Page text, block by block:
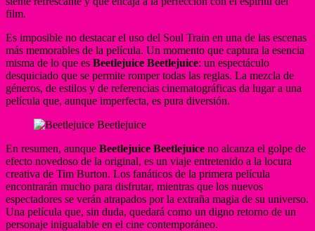
film.
Es imposible no destacar el uso del Soul Train en una de las escenas
más memorables de la película. Un momento que captura la esencia
misma de lo que es Beetlejuice Beetlejuice: un espectáculo
desquiciado que se permite romper todas las reglas. La mezcla de
géneros, de estilos y de referencias cinematográficas da lugar a una
película que, aunque imperfecta, es pura diversión.
En resumen, aunque Beetlejuice Beetlejuice no alcanza el golpe de
efecto novedoso de la original, es un viaje entretenido a la locura
creativa de Tim Burton. Los fanáticos de la primera película
encontrarán mucho para disfrutar, mientras que los nuevos
espectadores se verán atrapados por la extraña magia de su universo.
Una película que, sin duda, quedará como un digno retorno de un
personaje inigualable en el cine contemporáneo.